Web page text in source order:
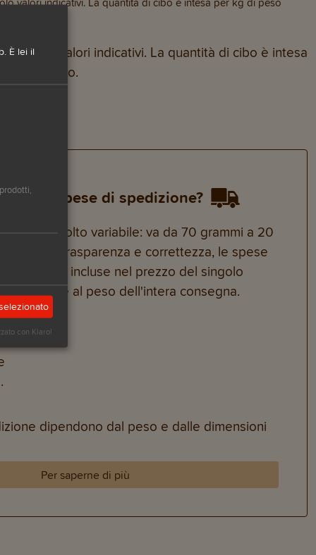
solo valori indicativi. La quantità di cibo è intesa
al giorno.
le spese di spedizione?
è molto variabile: va da 70 grammi a 20
spirito di trasparenza e correttezza, le spese
quindi incluse nel prezzo del singolo
in base al peso dell'intera consegna.
dipendono dal peso e dalle dimensioni
Per saperne di più
È lei il
con Klaro!